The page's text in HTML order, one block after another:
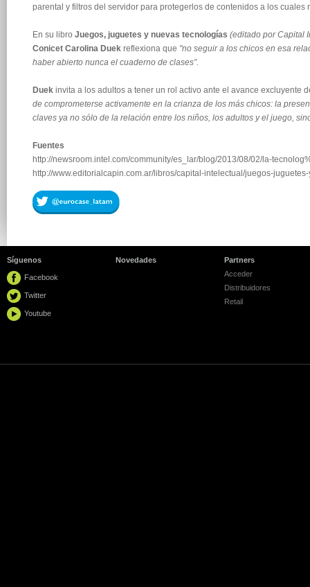
parental y filtros del servidor para protegerlos de contenidos a los cuales
En su libroJuegos, juguetes y nuevas tecnologías (editado por Capital
Conicet Carolina Duek reflexiona que "no seguir a los chicos en esa
haber abierto nunca el cuaderno de clases”.
Duek invita a los adultos a tener un rol activo ante el avance excluyente
de comprometerse activamente en la crianza de los más chicos: la
claves ya no sólo de la relación entre los niños, los adultos y el juego,
Fuentes
http://newsroom.intel.com/community/es_lar/blog/2013/08/02/la-
http://www.editorialcapin.com.ar/libros/capital-intelectual/juegos-
Síguenos
Facebook
Twitter
Youtube
Novedades
Partners
Acceder
Distribuidores
Retail